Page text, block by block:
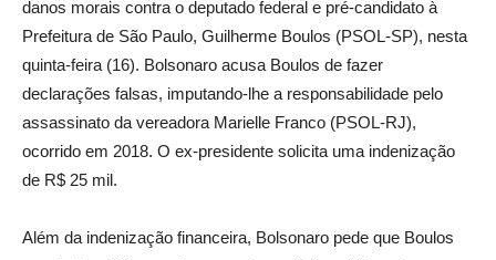
danos morais contra o deputado federal e pré-candidato à
Prefeitura de São Paulo, Guilherme Boulos (PSOL-SP), nesta
quinta-feira (16). Bolsonaro acusa Boulos de fazer
declarações falsas, imputando-lhe a responsabilidade pelo
assassinato da vereadora Marielle Franco (PSOL-RJ),
ocorrido em 2018. O ex-presidente solicita uma indenização
de R$ 25 mil.
Além da indenização financeira, Bolsonaro pede que Boulos